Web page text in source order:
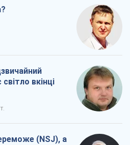
вкінці
(NSJ), а